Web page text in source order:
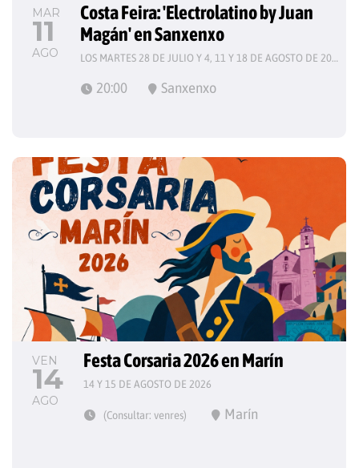
MAR
11
AGO
Costa Feira: 'Electrolatino by Juan
Magán' en Sanxenxo
LOS MARTES 28 DE JULIO Y 4, 11 Y 18 DE AGOSTO DE 2026
20:00 Sanxenxo
VEN
14
AGO
Festa Corsaria 2026 en Marín
14 Y 15 DE AGOSTO DE 2026
(Consultar: venres) Marín